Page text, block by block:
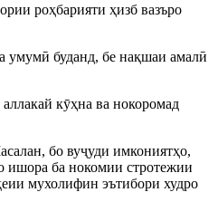
роҳбарияти ҳизб вазъро
умумӣ буданд, бе нақшаи амалӣ
кӯҳна ва нокоромад
бо вуҷуди имкониятҳо,
ишора ба нокомии стротежии
мухолифин эътибори худро